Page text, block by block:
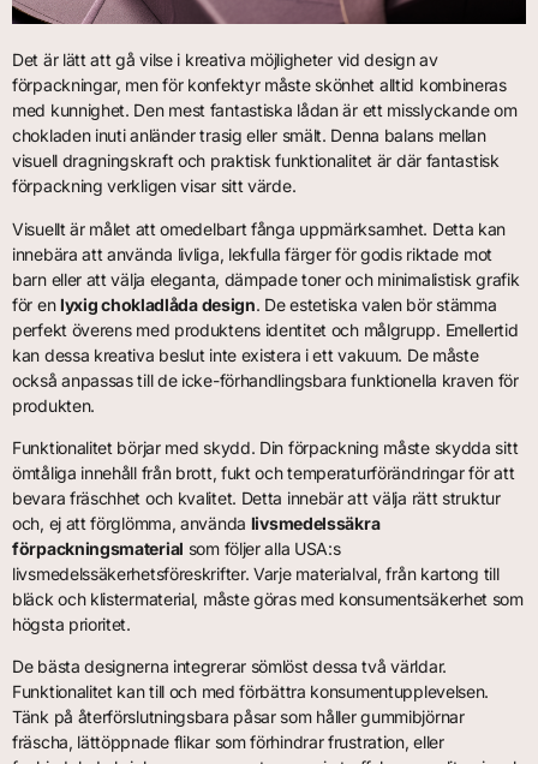
Det är lätt att gå vilse i kreativa möjligheter vid design av
förpackningar, men för konfektyr måste skönhet alltid kombineras
med kunnighet. Den mest fantastiska lådan är ett misslyckande om
chokladen inuti anländer trasig eller smält. Denna balans mellan
visuell dragningskraft och praktisk funktionalitet är där fantastisk
förpackning verkligen visar sitt värde.
Visuellt är målet att omedelbart fånga uppmärksamhet. Detta kan
innebära att använda livliga, lekfulla färger för godis riktade mot
barn eller att välja eleganta, dämpade toner och minimalistisk grafik
för enlyxig chokladlåda design. De estetiska valen bör stämma
perfekt överens med produktens identitet och målgrupp. Emellertid
kan dessa kreativa beslut inte existera i ett vakuum. De måste
också anpassas till de icke-förhandlingsbara funktionella kraven för
produkten.
Funktionalitet börjar med skydd. Din förpackning måste skydda sitt
ömtåliga innehåll från brott, fukt och temperaturförändringar för att
bevara fräschhet och kvalitet. Detta innebär att välja rätt struktur
och, ej att förglömma, använda livsmedelssäkra
förpackningsmaterial som följer alla USA:s
livsmedelssäkerhetsföreskrifter. Varje materialval, från kartong till
bläck och klistermaterial, måste göras med konsumentsäkerhet som
högsta prioritet.
De bästa designerna integrerar sömlöst dessa två världar.
Funktionalitet kan till och med förbättra konsumentupplevelsen.
Tänk på återförslutningsbara påsar som håller gummibjörnar
fräscha, lättöppnade flikar som förhindrar frustration, eller